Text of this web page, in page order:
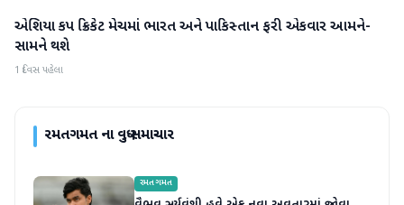
રમતગમત
એશિયા કપ ક્રિકેટ મેચમાં ભારત અને પાકિસ્તાન ફરી એકવાર આમને-
સામને થશે
1 દિવસ પહેલા
રમતગમતના વધુ સમાચાર
રમતગમત